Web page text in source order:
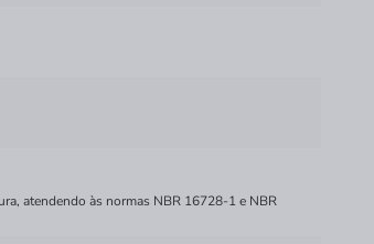
atendendo às normas NBR 16728-1 e NBR